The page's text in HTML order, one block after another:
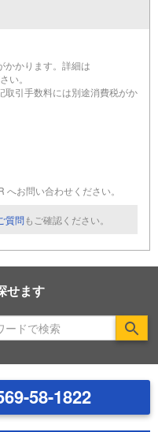
かかります。詳細は
い。
取引手数料には別途消費税がか
お問い合わせください。
質問もご確認ください。
せます
58-1822